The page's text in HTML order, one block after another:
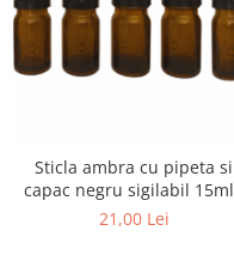
Sticla ambra cu pipeta si
capac negru sigilabil 15ml -
set 5 buc
21,00 Lei